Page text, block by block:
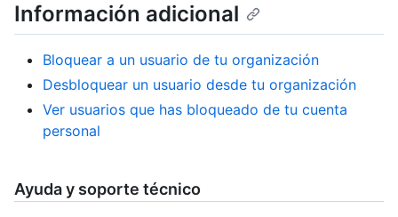
Información adicional
Bloquear a un usuario de tu organización
Desbloquear un usuario desde tu organización
Ver usuarios que has bloqueado de tu cuenta
personal
Ayuda y soporte técnico